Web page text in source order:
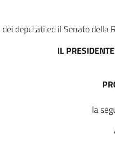
dei deputati ed il Senato della
IL
la